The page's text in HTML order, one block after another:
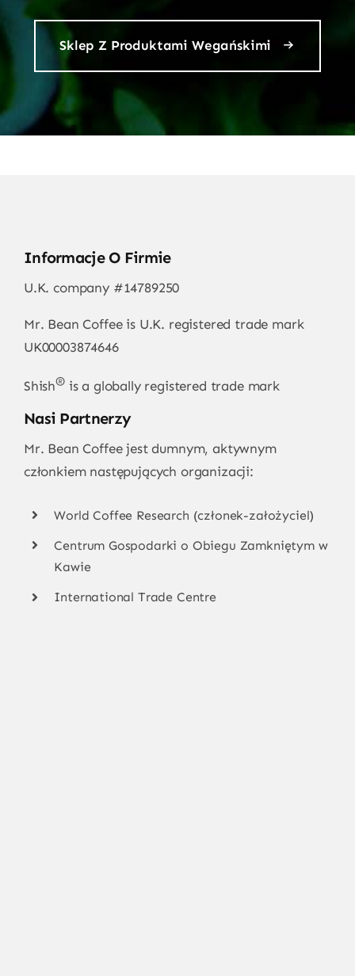
Sklep Z Produktami Wegańskimi
Informacje O Firmie
U.K. company #14789250
Mr. Bean Coffee is U.K. registered trade mark
UK00003874646
Shish®is a globally registered trade mark
Nasi Partnerzy
Mr. Bean Coffee jest dumnym, aktywnym
członkiem następujących organizacji:
World Coffee Research (członek-założyciel)
Centrum Gospodarki o Obiegu Zamkniętym w
Kawie
International Trade Centre